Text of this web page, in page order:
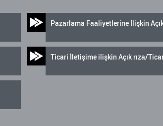
Pazarlama Faaliyetlerine İlişkin
Ticari İletişime ilişkin Açık rıza/